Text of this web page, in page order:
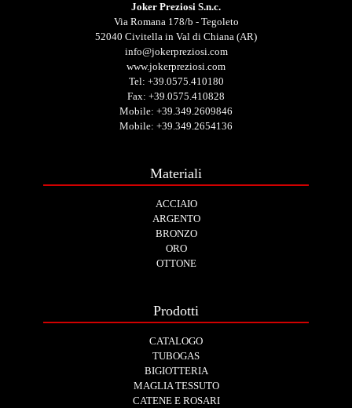
Joker Preziosi S.n.c.
Via Romana 178/b - Tegoleto
52040 Civitella in Val di Chiana (AR)
info@jokerpreziosi.com
www.jokerpreziosi.com
Tel: +39.0575.410180
Fax: +39.0575.410828
Mobile: +39.349.2609846
Mobile: +39.349.2654136
Materiali
ACCIAIO
ARGENTO
BRONZO
ORO
OTTONE
Prodotti
CATALOGO
TUBOGAS
BIGIOTTERIA
MAGLIA TESSUTO
CATENE E ROSARI